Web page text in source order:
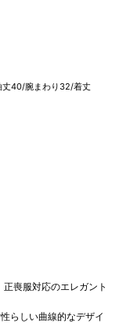
40/腕まわり32/着丈
喪服対応のエレガント
らしい曲線的なデザイ